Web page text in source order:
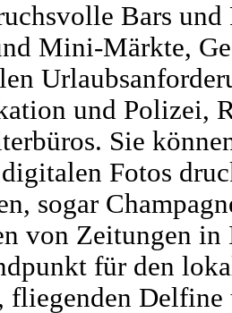
Bars und
Mini-Märkte,
und Polizei,
Sie
Fotos
sogar
von Zeitungen in
für den
fliegenden